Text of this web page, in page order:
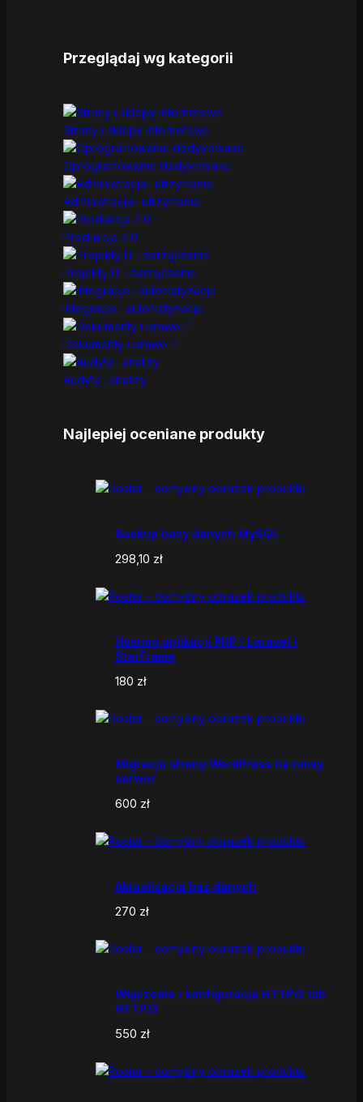
Przeglądaj wg kategorii
Strony i sklepy internetowe
Oprogramowanie dedykowane
Administracja i utrzymanie
Produkcja 4.0
Projekty IT i zarządzanie
Integracje i automatyzacje
Dokumenty i prawo IT
Audyty i analizy
Najlepiej oceniane produkty
Backup bazy danych MySQL
298,10 zł
Hosting aplikacji PHP / Laravel /
StarFrame
180 zł
Migracja strony WordPress na nowy
serwer
600 zł
Aktualizacja baz danych
270 zł
Włączenie i konfiguracja HTTP/2 lub
HTTP/3
550 zł